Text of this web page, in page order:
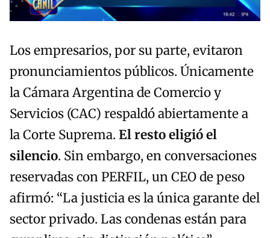
Los empresarios, por su parte, evitaron
pronunciamientos públicos. Únicamente
la Cámara Argentina de Comercio y
Servicios (CAC) respaldó abiertamente a
la Corte Suprema. El resto eligió el
silencio. Sin embargo, en conversaciones
reservadas con PERFIL, un CEO de peso
afirmó: “La justicia es la única garante del
sector privado. Las condenas están para